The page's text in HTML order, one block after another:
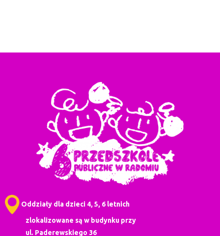
Oddziały dla dzieci 4, 5, 6 letnich
zlokalizowane są w budynku przy
ul. Paderewskiego 36